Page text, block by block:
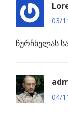
03/
ჩურჩხელას
04/